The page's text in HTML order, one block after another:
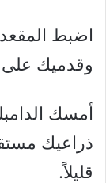
اضبط
وقدميك
أمسك
ذراعيك
قليلاً.